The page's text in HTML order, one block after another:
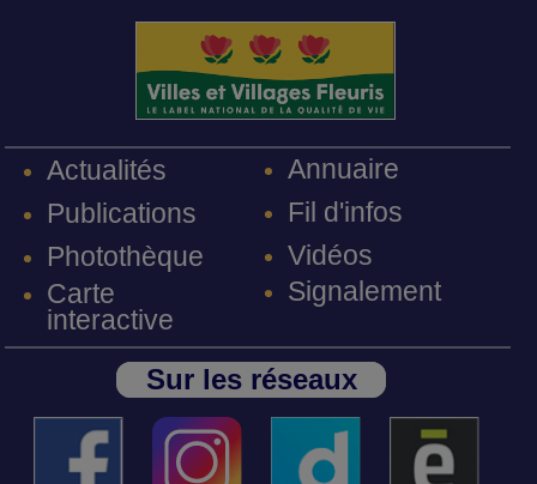
Actualités
Publications
Photothèque
Carte
interactive
Annuaire
Fil d'infos
Vidéos
Signalement
Sur les réseaux